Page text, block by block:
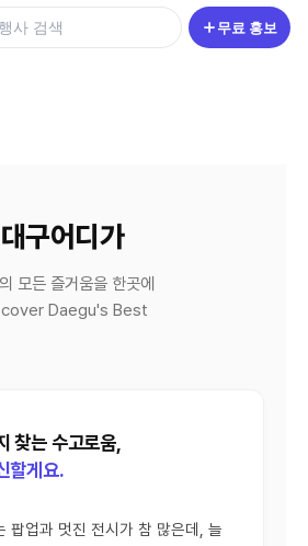
대구어디가
모든 즐거움을 한곳에
Daegu's Best
찾는 수고로움,
할게요.
팝업과 멋진 전시가 참 많은데, 늘
행사 검색 무료 홍보